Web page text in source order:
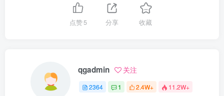
点赞5 分享 收藏
qgadmin 关注
2364 1 2.4W+ 11.2W+